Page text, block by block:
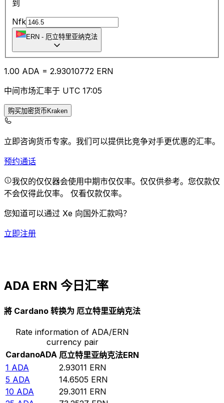
到
Nfk
ERN - 厄立特里亚纳克法
1.00 ADA = 2.93010772 ERN
中间市场汇率于 UTC 17:05
购买加密货币Kraken
立即咨询货币专家。 我们可以提供比竞争对手更优惠的汇率。
预约通话
我仅的仅仅器会使用中期市仅仅率。仅仅供参考。您仅款仅
不会仅得此仅率。 仅看仅款仅率。
您知道可以通过 Xe 向国外汇款吗？
立即注册
ADA ERN 今日汇率
將 Cardano 转换为 厄立特里亚纳克法
Rate information of ADA/ERN
currency pair
CardanoADA 厄立特里亚纳克法ERN
1 ADA 2.93011 ERN
5 ADA 14.6505 ERN
10 ADA 29.3011 ERN